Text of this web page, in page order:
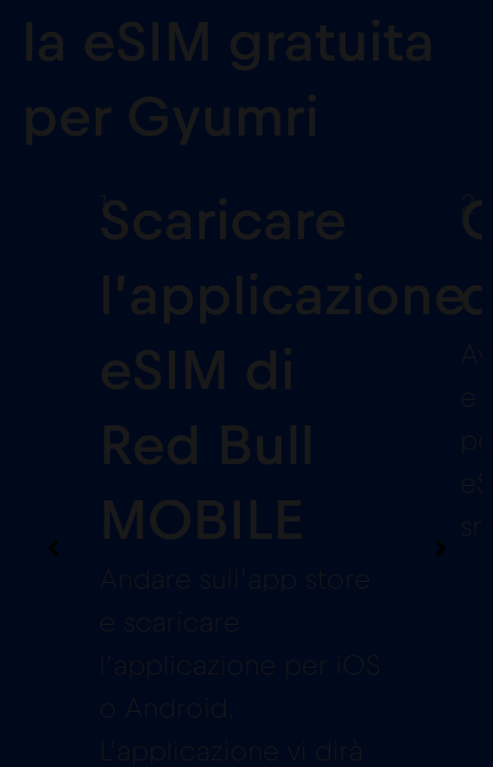
la eSIM gratuita
per Gyumri
1
Scaricare
l’applicazione
eSIM di
Red Bull
MOBILE
Andare sull’app store
e scaricare
l’applicazione per iOS
o Android.
L’applicazione vi dirà
2